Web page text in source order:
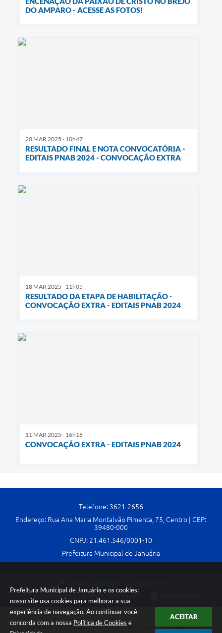
Prefeitura Municipal de Januária e os cookies:
nosso site usa cookies para melhorar a sua
experiência de navegação. Ao continuar você
concorda com a nossa Política de Cookies e
ACEITAR
DO AMPARO - ACESSE AS FOTOS!
20 MAR 2025 - 10h47
RESULTADO FINAL E NOTA CONVOCATÓRIA -
EDITAIS PNAB 2024 - CONVOCAÇÃO EXTRA
18 MAR 2025 - 11h05
RESULTADO DA ETAPA DE HABILITAÇÃO -
CONVOCAÇÃO EXTRA - EDITAIS PNAB 2024
11 MAR 2025 - 16h18
CONVOCAÇÃO EXTRA - EDITAIS PNAB 2024
Telefone: 3621-2656
Endereço: Rua Ana Maria Montalvão Pimenta, 75, Centro | CEP:
39480-000
CNPJ: 21.461.546/0001-10
Prefeitura Municipal de Januária
Copyright Instar - 2006-2026. Todos os direitos reservados -